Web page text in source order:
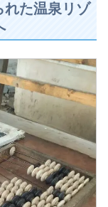
れた温泉リゾ